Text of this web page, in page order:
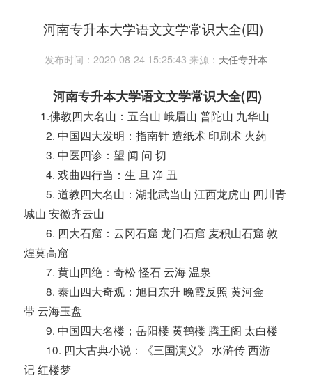
河南专升本大学语文文学常识大全(四)
发布时间：2020-08-24 15:25:43 来源： 天任专升本
河南专升本大学语文文学常识大全(四)
1.佛教四大名山：五台山 峨眉山 普陀山 九华山
2. 中国四大发明：指南针 造纸术 印刷术 火药
3. 中医四诊：望 闻 问 切
4. 戏曲四行当：生 旦 净 丑
5. 道教四大名山：湖北武当山 江西龙虎山 四川青
城山 安徽齐云山
6. 四大石窟：云冈石窟 龙门石窟 麦积山石窟 敦
煌莫高窟
7. 黄山四绝：奇松 怪石 云海 温泉
8. 泰山四大奇观：旭日东升 晚霞反照 黄河金
带 云海玉盘
9. 中国四大名楼；岳阳楼 黄鹤楼 腾王阁 太白楼
10. 四大古典小说：《三国演义》 水浒传 西游
记 红楼梦